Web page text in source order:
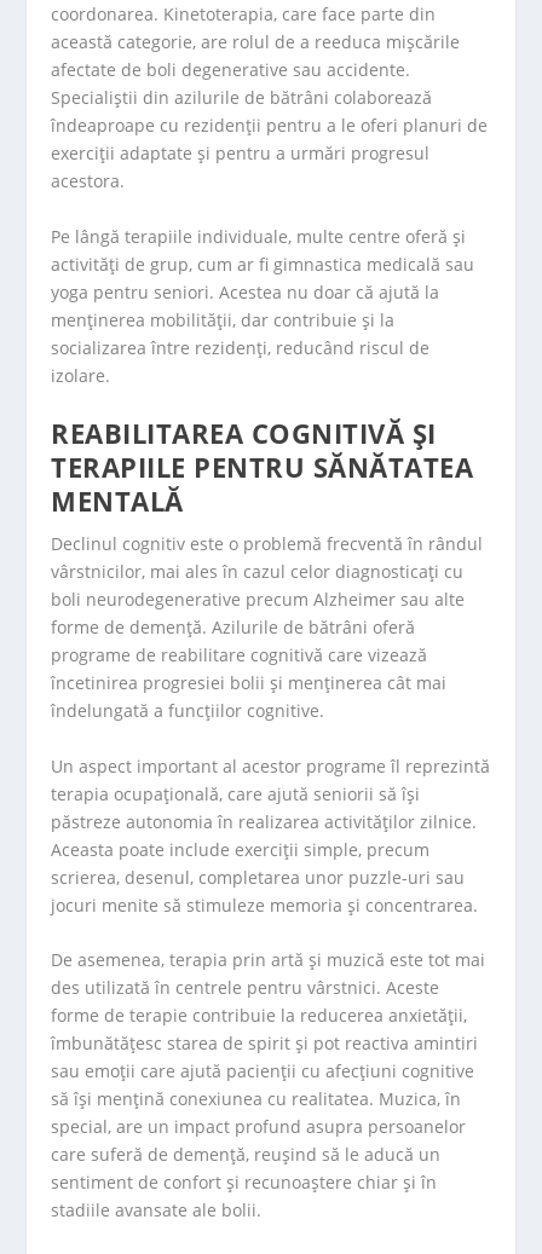
coordonarea. Kinetoterapia, care face parte din
această categorie, are rolul de a reeduca mișcările
afectate de boli degenerative sau accidente.
Specialiștii din azilurile de bătrâni colaborează
îndeaproape cu rezidenții pentru a le oferi planuri de
exerciții adaptate și pentru a urmări progresul
acestora.
Pe lângă terapiile individuale, multe centre oferă și
activități de grup, cum ar fi gimnastica medicală sau
yoga pentru seniori. Acestea nu doar că ajută la
menținerea mobilității, dar contribuie și la
socializarea între rezidenți, reducând riscul de
izolare.
REABILITAREA COGNITIVĂ ȘI
TERAPIILE PENTRU SĂNĂTATEA
MENTALĂ
Declinul cognitiv este o problemă frecventă în rândul
vârstnicilor, mai ales în cazul celor diagnosticați cu
boli neurodegenerative precum Alzheimer sau alte
forme de demență. Azilurile de bătrâni oferă
programe de reabilitare cognitivă care vizează
încetinirea progresiei bolii și menținerea cât mai
îndelungată a funcțiilor cognitive.
Un aspect important al acestor programe îl reprezintă
terapia ocupațională, care ajută seniorii să își
păstreze autonomia în realizarea activităților zilnice.
Aceasta poate include exerciții simple, precum
scrierea, desenul, completarea unor puzzle-uri sau
jocuri menite să stimuleze memoria și concentrarea.
De asemenea, terapia prin artă și muzică este tot mai
des utilizată în centrele pentru vârstnici. Aceste
forme de terapie contribuie la reducerea anxietății,
îmbunătățesc starea de spirit și pot reactiva amintiri
sau emoții care ajută pacienții cu afecțiuni cognitive
să își mențină conexiunea cu realitatea. Muzica, în
special, are un impact profund asupra persoanelor
care suferă de demență, reușind să le aducă un
sentiment de confort și recunoaștere chiar și în
stadiile avansate ale bolii.